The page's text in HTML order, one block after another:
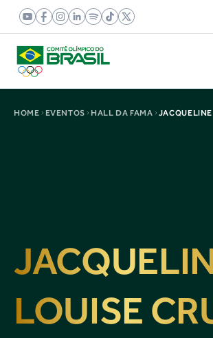
HOME EVENTOS HALL DA FAMA
LOUISE